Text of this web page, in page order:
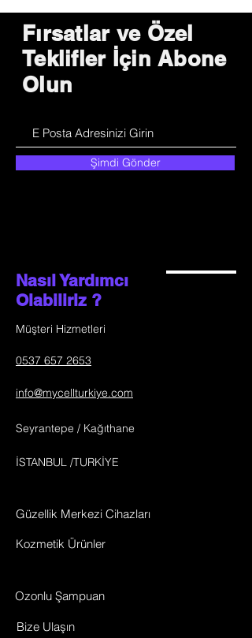
Fırsatlar ve Özel
Teklifler İçin Abone
Olun
Şimdi Gönder
Nasıl Yardımcı
Olabiliriz ?
Müşteri Hizmetleri
0537 657 2653
info@mycellturkiye.com
Seyrantepe / Kağıthane
İSTANBUL /TURKİYE
Güzellik Merkezi Cihazları
Kozmetik Ürünler
Bize Ulaşın
Ozonlu Şampuan